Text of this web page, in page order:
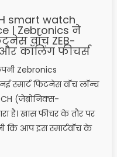
smart watch
| Zebronics ने
वॉच ZEB-
कॉलिंग फीचर्स
Zebronics
स्मार्ट फिटनेस वॉच लॉन्च
(जेब्रोनिक्स-
है। खास फीचर के तौर पर
कि आप इस स्मार्टवॉच के